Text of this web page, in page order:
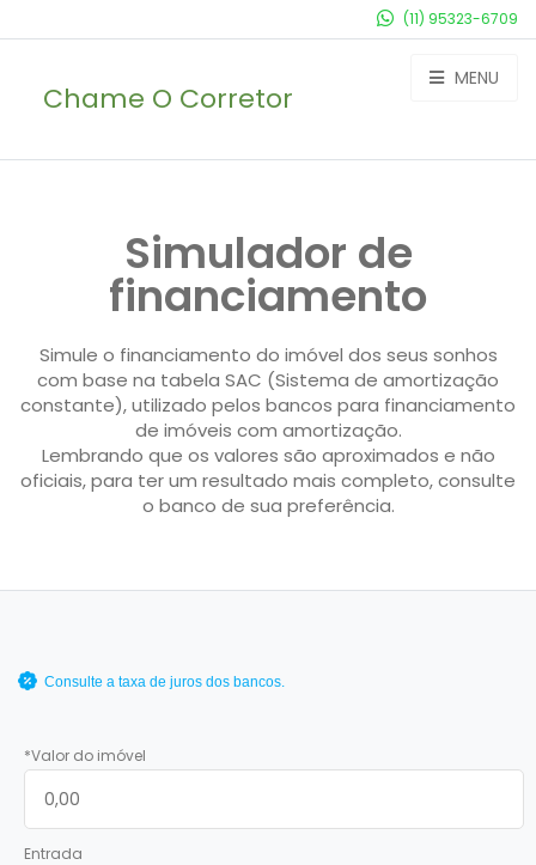
(11) 95323-6709
Chame O Corretor
MENU
Simulador de
financiamento
Simule o financiamento do imóvel dos seus sonhos
com base na tabela SAC (Sistema de amortização
constante), utilizado pelos bancos para financiamento
de imóveis com amortização.
Lembrando que os valores são aproximados e não
oficiais, para ter um resultado mais completo, consulte
o banco de sua preferência.
Consulte a taxa de juros dos bancos.
*Valor do imóvel
Entrada